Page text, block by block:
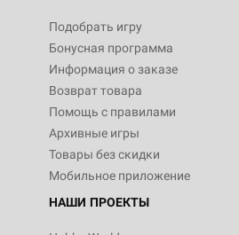
Подобрать игру
Бонусная программа
Информация о заказе
Возврат товара
Помощь с правилами
Архивные игры
Товары без скидки
Мобильное приложение
НАШИ ПРОЕКТЫ